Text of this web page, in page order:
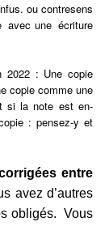
ou contresens
avec une écriture
2022 : Une copie
copie comme une
si la note est en-
: pensez-y et
entre
avez d’autres
obligés. Vous